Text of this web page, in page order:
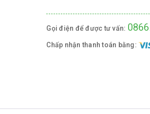
Gọi điện để được tư vấn:
Chấp nhận thanh toán bằng: